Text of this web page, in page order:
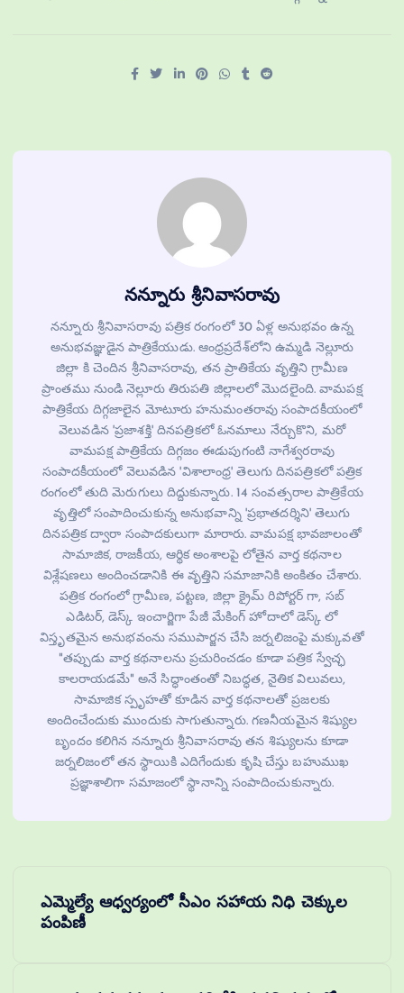
నన్నూరు శ్రీనివాసరావు
నన్నూరు శ్రీనివాసరావు పత్రిక రంగంలో 30 ఏళ్ల అనుభవం ఉన్న
అనుభవజ్ఞుడైన పాత్రికేయుడు. ఆంధ్రప్రదేశ్‌లోని ఉమ్మడి నెల్లూరు
జిల్లా కి చెందిన శ్రీనివాసరావు, తన ప్రాతికేయ వృత్తిని గ్రామీణ
ప్రాంతము నుండి నెల్లూరు తిరుపతి జిల్లాలలో మొదలైంది. వామపక్ష
పాత్రికేయ దిగ్గజాలైన మోటూరు హనుమంతరావు సంపాదకీయంలో
వెలువడిన 'ప్రజాశక్తి' దినపత్రికలో ఓనమాలు నేర్చుకొని, మరో
వామపక్ష పాత్రికేయ దిగ్గజం ఈడుపుగంటి నాగేశ్వరరావు
సంపాదకీయంలో వెలువడిన 'విశాలాంధ్ర' తెలుగు దినపత్రికలో పత్రిక
రంగంలో తుది మెరుగులు దిద్దుకున్నారు. 14 సంవత్సరాల పాత్రికేయ
వృత్తిలో సంపాదించుకున్న అనుభవాన్ని 'ప్రభాతదర్శిని' తెలుగు
దినపత్రిక ద్వారా సంపాదకులుగా మారారు. వామపక్ష భావజాలంతో
సామాజిక, రాజకీయ, ఆర్థిక అంశాలపై లోతైన వార్త కథనాల
విశ్లేషణలు అందించడానికి ఈ వృత్తిని సమాజానికి అంకితం చేశారు.
పత్రిక రంగంలో గ్రామీణ, పట్టణ, జిల్లా క్రైమ్ రిపోర్టర్ గా, సబ్
ఎడిటర్, డెస్క్ ఇంచార్జిగా పేజీ మేకింగ్ హోదాలో డెస్క్ లో
విస్తృతమైన అనుభవంను సముపార్జన చేసి జర్నలిజంపై మక్కువతో
"తప్పుడు వార్త కథనాలను ప్రచురించడం కూడా పత్రిక స్వేచ్ఛ
కాలరాయడమే" అనే సిద్ధాంతంతో నిబద్ధత, నైతిక విలువలు,
సామాజిక స్పృహతో కూడిన వార్త కథనాలతో ప్రజలకు
అందించేందుకు ముందుకు సాగుతున్నారు. గణనీయమైన శిష్యుల
బృందం కలిగిన నన్నూరు శ్రీనివాసరావు తన శిష్యులను కూడా
జర్నలిజంలో తన స్థాయికి ఎదిగేందుకు కృషి చేస్తు బహుముఖ
ప్రజ్ఞాశాలిగా సమాజంలో స్థానాన్ని సంపాదించుకున్నారు.
ఎమ్మెల్యే ఆధ్వర్యంలో సీఎం సహాయ నిధి చెక్కుల
పంపిణీ